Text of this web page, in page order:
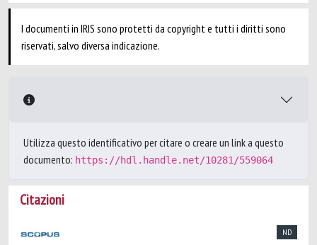
I documenti in IRIS sono protetti da copyright e tutti i diritti sono
riservati, salvo diversa indicazione.
Utilizza questo identificativo per citare o creare un link a questo
documento: https://hdl.handle.net/10281/559064
Citazioni
ND